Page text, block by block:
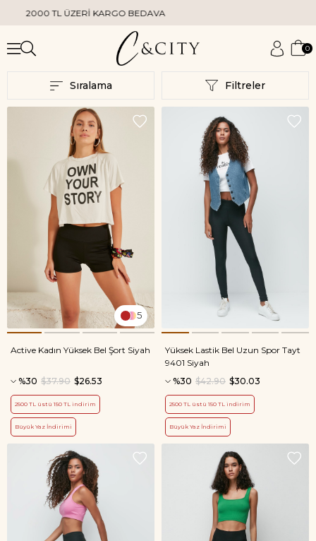
ÜZERİ KARGO BEDAVA
0
Filtreler
Sıralama
5
Active Kadın Yüksek Bel Şort Siyah
%30 $26.53
$37.90
2500 TL üstü 150 TL indirim
Büyük Yaz İndirimi
Yüksek Lastik Bel Uzun Spor Tayt
9401 Siyah
%30
$30.03
$42.90
2500 TL üstü 150 TL indirim
Büyük Yaz İndirimi